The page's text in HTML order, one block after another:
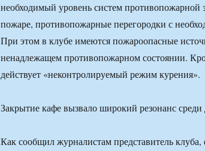
необходимый уровень систем
пожаре, противопожарные перегородки с
При этом в клубе имеются пожароопасные
ненадлежащем противопожарном состоянии.
действует «неконтролируемый режим курения».
Закрытие кафе вызвало широкий резонанс среди
Как сообщил журналистам представитель клуба,